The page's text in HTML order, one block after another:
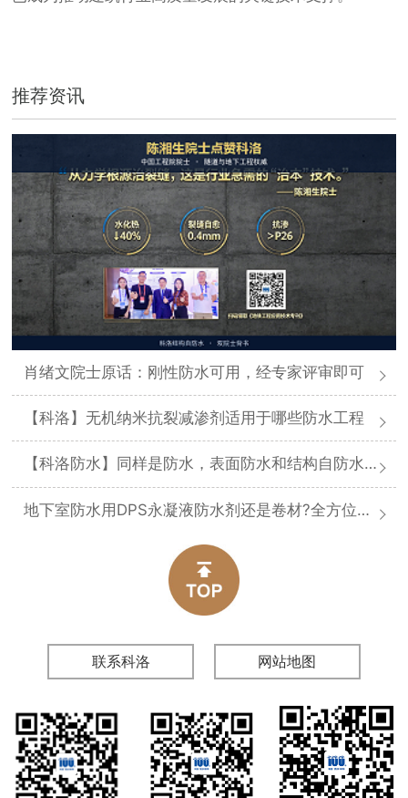
推荐资讯
肖绪文院士原话：刚性防水可用，经专家评审即可
【科洛】无机纳米抗裂减渗剂适用于哪些防水工程
【科洛防水】同样是防水，表面防水和结构自防水差在哪
地下室防水用DPS永凝液防水剂还是卷材?全方位对比分析
联系科洛 网站地图